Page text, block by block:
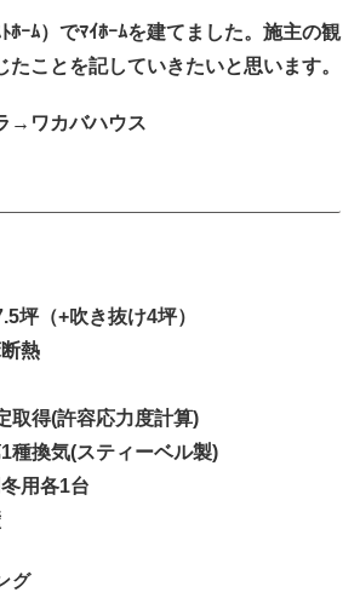
ﾎｰﾑ）でﾏｲﾎｰﾑを建てました。施主の観
たことを記していきたいと思います。
→ワカバハウス
坪（+吹き抜け4坪）
熱
取得(許容応力度計算)
種換気(スティーベル製)
用各1台
グ